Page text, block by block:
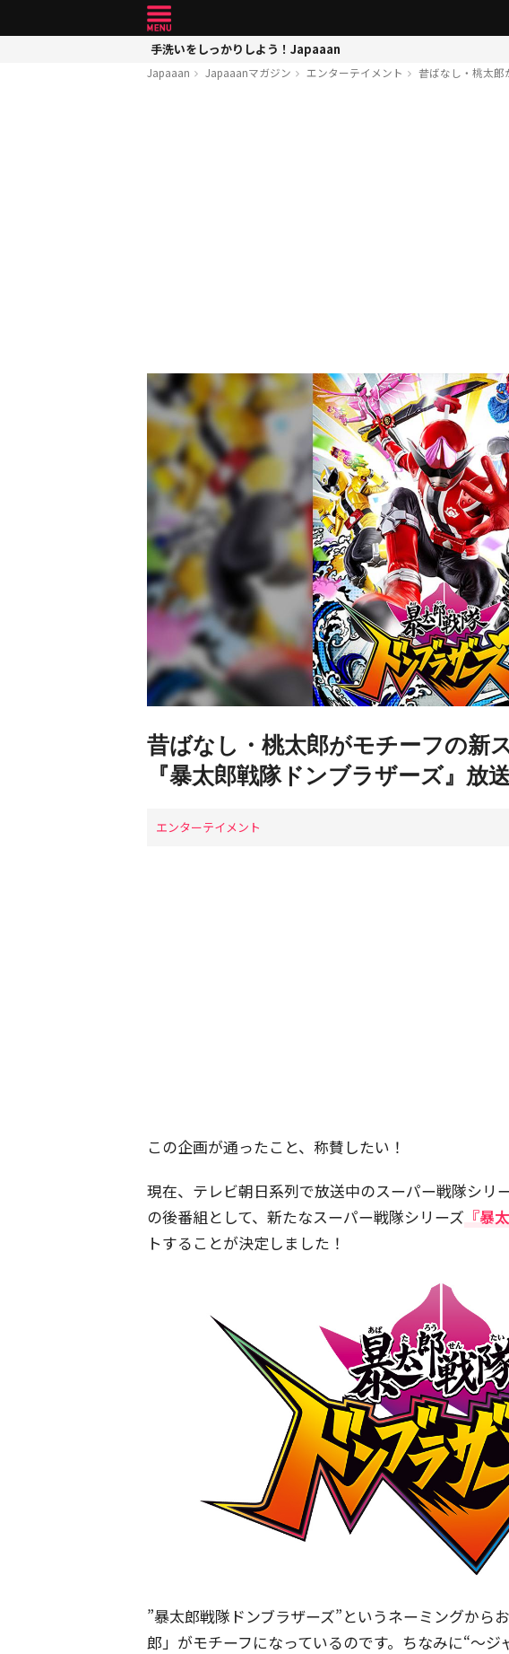
手洗いをしっかりしよう！Japaaan
Japaaan Japaaanマガジン エンターテイメント 昔ばなし・桃太郎
昔ばなし・桃太郎がモチーフの新
『暴太郎戦隊ドンブラザーズ』放
エンターテイメント
この企画が通ったこと、称賛したい！
現在、テレビ朝日系列で放送中のスーパー戦隊シリ
の後番組として、新たなスーパー戦隊シリーズ 『暴
トすることが決定しました！
”暴太郎戦隊ドンブラザーズ”というネーミングから
郎」がモチーフになっているのです。ちなみに“〜